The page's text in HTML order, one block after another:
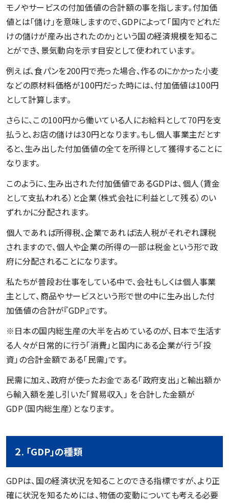
モノやサービスの付加価値の合計額の事を指します。付加価
値とは「儲け」を意味しますので、GDPによって「国内でどれだ
けの儲けが産み出されたのか」という国の経済規模を知るこ
とができ、景気動向を示す目安として使われています。
例えば、食パンを200円で売った場合、作るのにかかった小麦
などの原材料価格が100円だった時には、付加価値は100円
として計算します。
さらに、この100円から働いている人にお給料として70円を支
払うと、お店の儲けは30円となります。もし個人事業主だとす
ると、生み出した付加価値の全てを所得として獲得することに
なります。
このように、生み出された付加価値であるGDPは、個人（賃金
として支払われる）と企業（株式会社に利益として残る）のい
ずれかに分配されます。
個人であれば所得税、企業であれば法人税がそれぞれ課税
されますので、個人や企業の所得の一部は税金という形で政
府に分配されることになります。
私たちが普段お仕事をしている中で、会社もしくは個人事業
主として、商品やサービスという形で世の中に生み出した付
加価値の合計が『GDP』です。
※日本の国内総生産の大半を占めているのが、日本で生活す
る人々が日常的に行う「消費」と国内にある企業が行う「投
資」の合計金額である「民需」です。
民需に加え、政府が使ったお金である「政府支出」と輸出額か
ら輸入額を差し引いた「貿易収入」 を合計した金額が
GDP（国内総生産）となります。
２. 「GDP」の種類
GDPは、国の経済状況を知ることのできる指標ですが、より正
確に状況を知るためには、物価の変動についても考える必要